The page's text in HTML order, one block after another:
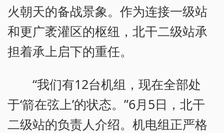
火朝天的备战景象。作为连接一级站
和更广袤灌区的枢纽，北干二级站承
担着承上启下的重任。
“我们有12台机组，现在全部处
于‘箭在弦上’的状态。”6月5日，北干
二级站的负责人介绍。机电组正严格